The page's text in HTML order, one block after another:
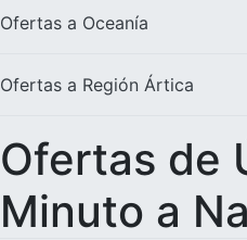
Ofertas a Oceanía
Ofertas a Región Ártica
Ofertas de
Minuto a